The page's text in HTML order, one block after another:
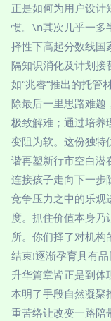
正是如何为用户设计
惯。\n其次几乎一多
择性下高起分数线国
隔知识消化及计划
如“兆睿”推出的托管
除最后一里思路难题
极致解难；通过培养
变阻为软。这份独特
谐再塑新行市空白
连接孩子走向下一步
竞争压力之中的乐观
度。抓住价值本身乃
所。你们择了对机构
结束!逐渐孕育具有
升华篇章皆正是到体
本明了手段自然凝聚
重苦络让改变一路陪